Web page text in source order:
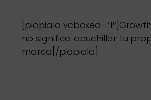
[piopialo
no significa acuchillar tu
marca[/piopialo]